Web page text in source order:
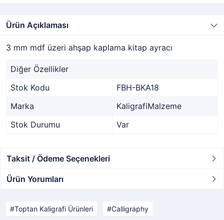
Ürün Açıklaması
3 mm mdf üzeri ahşap kaplama kitap ayracı
Diğer Özellikler
Stok Kodu
FBH-BKA18
Marka
KaligrafiMalzeme
Stok Durumu
Var
Taksit / Ödeme Seçenekleri
Ürün Yorumları
Toptan Kaligrafi Ürünleri Calligraphy